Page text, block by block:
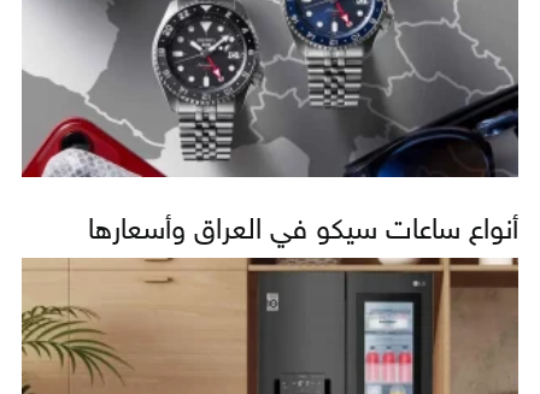
أنواع ساعات سيكو في العراق وأسعارها